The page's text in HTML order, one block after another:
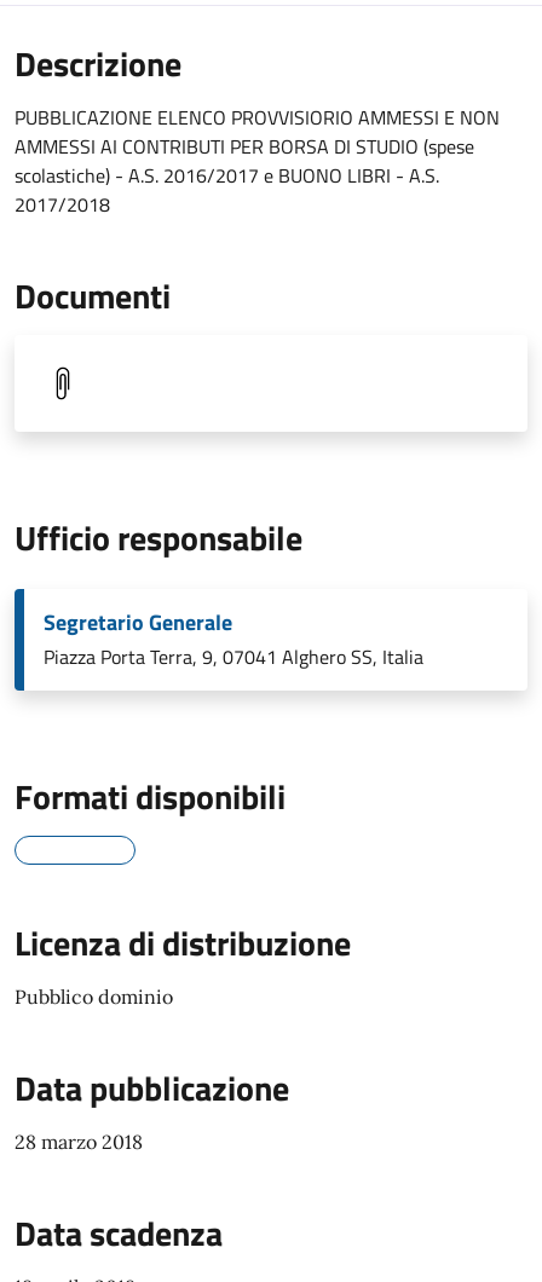
Descrizione
PUBBLICAZIONE ELENCO PROVVISIORIO AMMESSI E NON
AMMESSI AI CONTRIBUTI PER BORSA DI STUDIO (spese
scolastiche) - A.S. 2016/2017 e BUONO LIBRI - A.S.
2017/2018
Documenti
Ufficio responsabile
Segretario Generale
Piazza Porta Terra, 9, 07041 Alghero SS, Italia
Formati disponibili
Licenza di distribuzione
Pubblico dominio
Data pubblicazione
28 marzo 2018
Data scadenza